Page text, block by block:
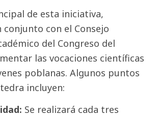
de esta iniciativa,
conjunto con el Consejo
del Congreso del
las vocaciones científicas
poblanas. Algunos puntos
incluyen:
Se realizará cada tres